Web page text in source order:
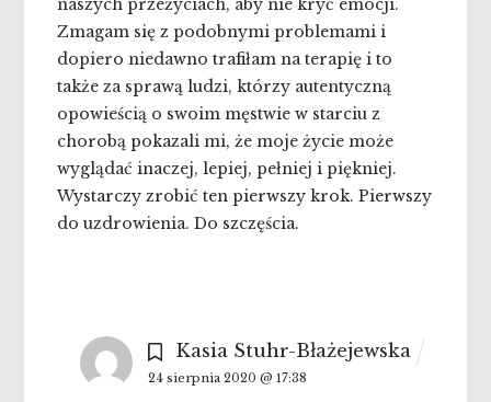
naszych przeżyciach, aby nie kryć emocji.
Zmagam się z podobnymi problemami i
dopiero niedawno trafiłam na terapię i to
także za sprawą ludzi, którzy autentyczną
opowieścią o swoim męstwie w starciu z
chorobą pokazali mi, że moje życie może
wyglądać inaczej, lepiej, pełniej i piękniej.
Wystarczy zrobić ten pierwszy krok. Pierwszy
do uzdrowienia. Do szczęścia.
Kasia Stuhr-Błażejewska
24 sierpnia 2020 @ 17:38